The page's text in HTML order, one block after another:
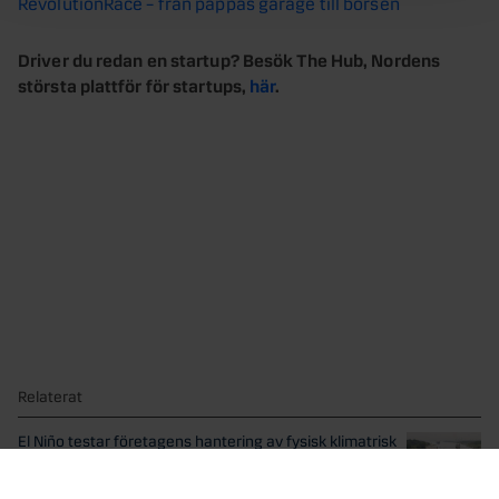
Driver du redan en startup? Besök The Hub, Nordens
största plattför för startups, här.
Relaterat
El Niño testar företagens hantering av fysisk klimatrisk